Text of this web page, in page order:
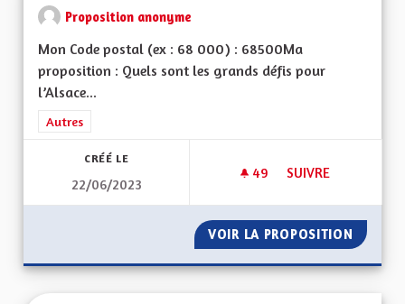
Proposition anonyme
Mon Code postal (ex : 68 000) : 68500Ma
proposition : Quels sont les grands défis pour
l’Alsace...
Filtrer les résultats de la catégorie : Autres
Autres
CRÉÉ LE
22/06/2023
49 49 ABONNÉS
SUIVRE
VOIR LA PROPOSITION